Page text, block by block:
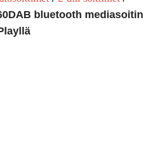
bluetooth mediasoitin